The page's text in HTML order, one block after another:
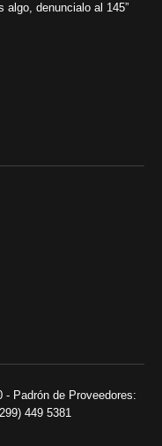
algo, denuncialo al 145”
- Padrón de Proveedores:
449 5381